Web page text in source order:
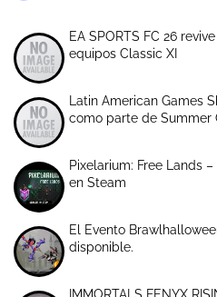
EA SPORTS FC 26
equipos Classic XI
Latin American Games
como parte de Summer
Pixelarium: Free Lands
en Steam
El Evento
disponible.